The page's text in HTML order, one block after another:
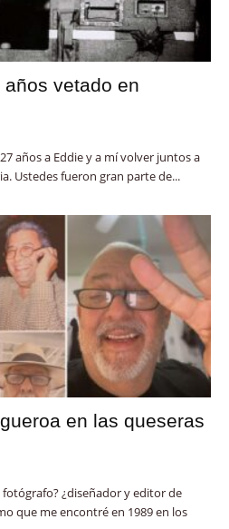
vetado en
años a Eddie y a mí volver juntos a
Ustedes fueron gran parte de...
en las queseras
fotógrafo? ¿diseñador y editor de
que me encontré en 1989 en los